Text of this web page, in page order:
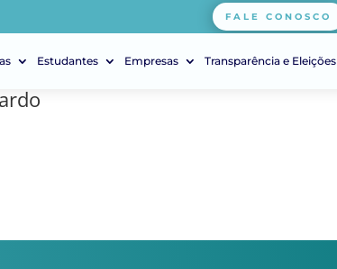
FALE CONOSCO
Estudantes Empresas Transparência e Eleições